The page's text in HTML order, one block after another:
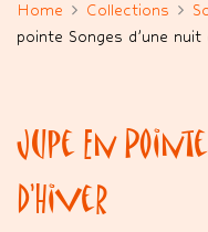
Home Collections
pointe Songes d’une nuit
Jupe En
D’Hiver